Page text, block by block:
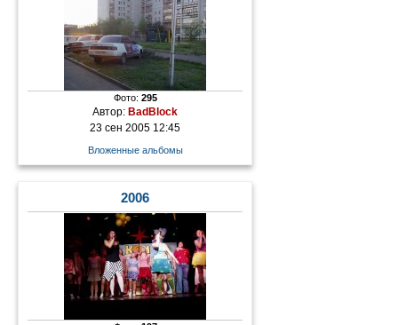
Фото: 295
Автор:BadBlock
23 сен 2005 12:45
Вложенные альбомы
2006